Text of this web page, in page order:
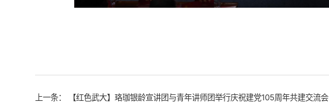
上一条： 【红色武大】珞珈银龄宣讲团与青年讲师团举行庆祝建党105周年共建交流会